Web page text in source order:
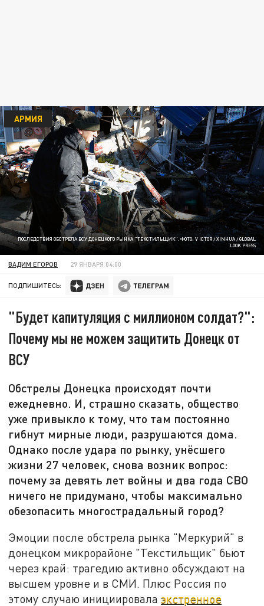
ПОСЛЕДСТВИЯ ОБСТРЕЛА ВСУ ДОНЕЦКОГО РЫНКА "ТЕКСТИЛЬЩИК". ФОТО: V ICTOR / XINHUA / GLOBAL
LOOK PRESS
АРМИЯ
ВАДИМ ЕГОРОВ 29 ЯНВАРЯ 04:00
ПОДПИШИТЕСЬ:
"Будет капитуляция с миллионом солдат?":
Почему мы не можем защитить Донецк от
ВСУ
Обстрелы Донецка происходят почти
ежедневно. И, страшно сказать, общество
уже привыкло к тому, что там постоянно
гибнут мирные люди, разрушаются дома.
Однако после удара по рынку, унёсшего
жизни 27 человек, снова возник вопрос:
почему за девять лет войны и два года СВО
ничего не придумано, чтобы максимально
обезопасить многострадальный город?
Эмоции после обстрела рынка "Меркурий" в
донецком микрорайоне "Текстильщик" бьют
через край: трагедию активно обсуждают на
высшем уровне и в СМИ. Плюс Россия по
этому случаю инициировалаэкстренное